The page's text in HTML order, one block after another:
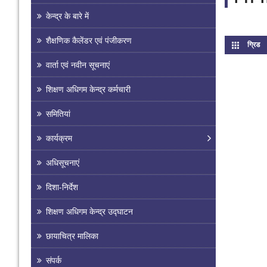
केन्द्र के बारे में
शैक्षणिक कैलेंडर एवं पंजीकरण
वार्ता एवं नवीन सूचनाएं
शिक्षण अधिगम केन्द्र कर्मचारी
समितियां
कार्यक्रम
अधिसूचनाएं
दिशा-निर्देश
शिक्षण अधिगम केन्द्र उद्घाटन
छायाचित्र मालिका
संपर्क
ग्रिड